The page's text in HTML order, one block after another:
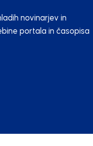
novinarjev in
portala in časopisa